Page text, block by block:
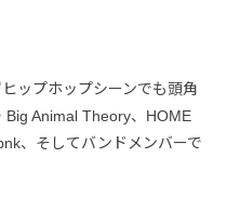
ップホップシーンでも頭角
Big Animal Theory、HOME
、そしてバンドメンバーで